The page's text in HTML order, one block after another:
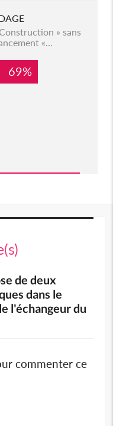
» sans
«...
69%
de deux
dans le
l'échangeur du
commenter ce